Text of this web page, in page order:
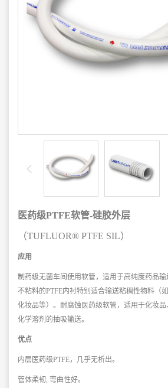
医药级PTFE软管-硅胶外层
（TUFLUOR® PTFE SIL）
应用
制药级无菌车间使用软管，适用于高纯度药品输
不粘料的PTFE内衬特别适合输送粘稠性物料（
化妆品等）。耐腐蚀医药级软管，适用于化妆
化学溶剂的抽吸输送。
优点
内层医药级PTFE，几乎无析出。
管体柔韧, 弯曲性好。